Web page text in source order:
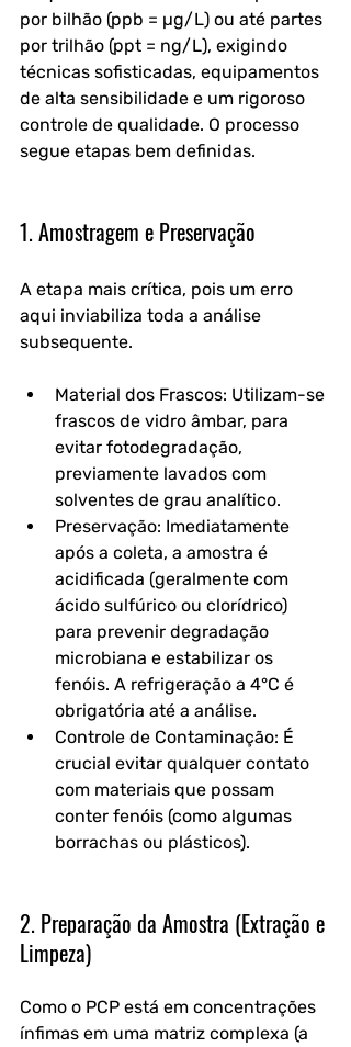
por bilhão (ppb = µg/L) ou até partes
por trilhão (ppt = ng/L), exigindo
técnicas sofisticadas, equipamentos
de alta sensibilidade e um rigoroso
controle de qualidade. O processo
segue etapas bem definidas.
1. Amostragem e Preservação
A etapa mais crítica, pois um erro
aqui inviabiliza toda a análise
subsequente.
Material dos Frascos: Utilizam-se
frascos de vidro âmbar, para
evitar fotodegradação,
previamente lavados com
solventes de grau analítico.
Preservação: Imediatamente
após a coleta, a amostra é
acidificada (geralmente com
ácido sulfúrico ou clorídrico)
para prevenir degradação
microbiana e estabilizar os
fenóis. A refrigeração a 4°C é
obrigatória até a análise.
Controle de Contaminação: É
crucial evitar qualquer contato
com materiais que possam
conter fenóis (como algumas
borrachas ou plásticos).
2. Preparação da Amostra (Extração e
Limpeza)
Como o PCP está em concentrações
ínfimas em uma matriz complexa (a